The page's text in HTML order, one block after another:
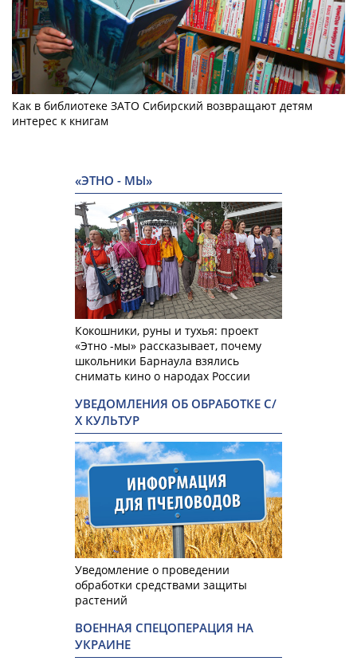
Как в библиотеке ЗАТО Сибирский возвращают детям
интерес к книгам
«ЭТНО - МЫ»
Кокошники, руны и тухья: проект
«Этно -мы» рассказывает, почему
школьники Барнаула взялись
снимать кино о народах России
УВЕДОМЛЕНИЯ ОБ ОБРАБОТКЕ С/
Х КУЛЬТУР
Уведомление о проведении
обработки средствами защиты
растений
ВОЕННАЯ СПЕЦОПЕРАЦИЯ НА
УКРАИНЕ